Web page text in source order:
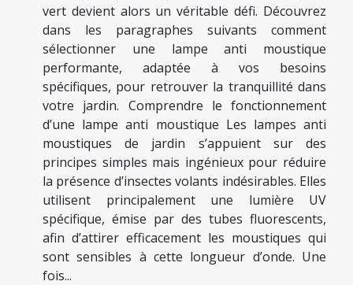
vert devient alors un véritable défi. Découvrez
dans les paragraphes suivants comment
sélectionner une lampe anti moustique
performante, adaptée à vos besoins
spécifiques, pour retrouver la tranquillité dans
votre jardin. Comprendre le fonctionnement
d’une lampe anti moustique Les lampes anti
moustiques de jardin s’appuient sur des
principes simples mais ingénieux pour réduire
la présence d’insectes volants indésirables. Elles
utilisent principalement une lumière UV
spécifique, émise par des tubes fluorescents,
afin d’attirer efficacement les moustiques qui
sont sensibles à cette longueur d’onde. Une
fois...